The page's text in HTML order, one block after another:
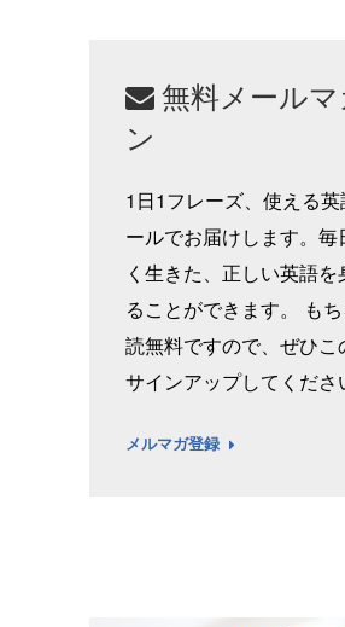
無料メール
ン
1日1フレーズ、使える英
ールでお届けします。毎
く生きた、正しい英語を
ることができます。 も
読無料ですので、ぜひこ
サインアップしてくださ
メルマガ登録